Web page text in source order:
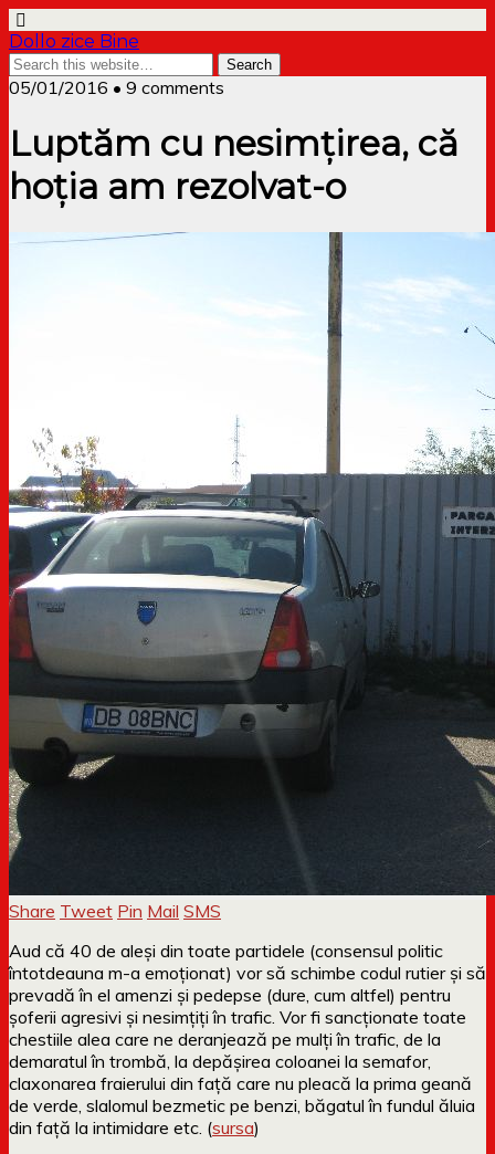
Dollo zice Bine
05/01/2016 • 9 comments
Luptăm cu nesimțirea, că
hoția am rezolvat-o
Share Tweet Pin Mail SMS
Aud că 40 de aleși din toate partidele (consensul politic
întotdeauna m-a emoționat) vor să schimbe codul rutier și să
prevadă în el amenzi și pedepse (dure, cum altfel) pentru
șoferii agresivi și nesimțiți în trafic. Vor fi sancționate toate
chestiile alea care ne deranjează pe mulți în trafic, de la
demaratul în trombă, la depășirea coloanei la semafor,
claxonarea fraierului din față care nu pleacă la prima geană
de verde, slalomul bezmetic pe benzi, băgatul în fundul ăluia
din față la intimidare etc. (sursa)